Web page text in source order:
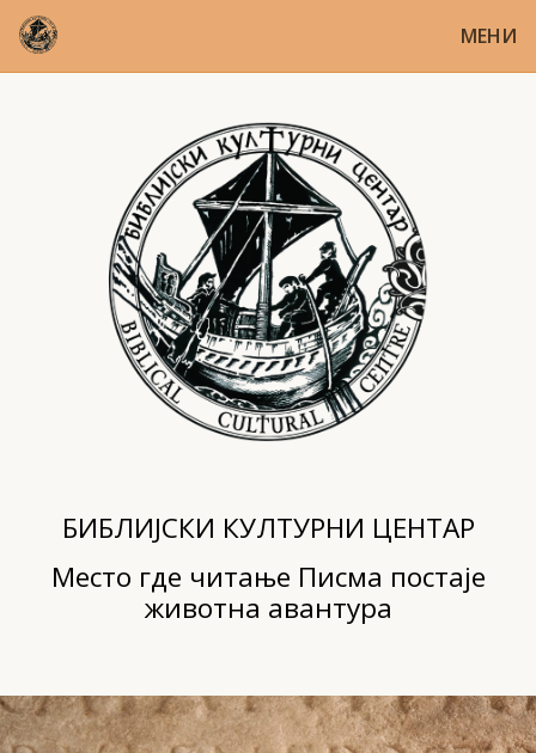
МЕНИ
БИБЛИЈСКИ КУЛТУРНИ ЦЕНТАР
Место где читање Писма постаје
животна авантура